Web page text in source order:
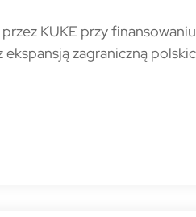
KUKE przy finansowaniu
zagraniczną